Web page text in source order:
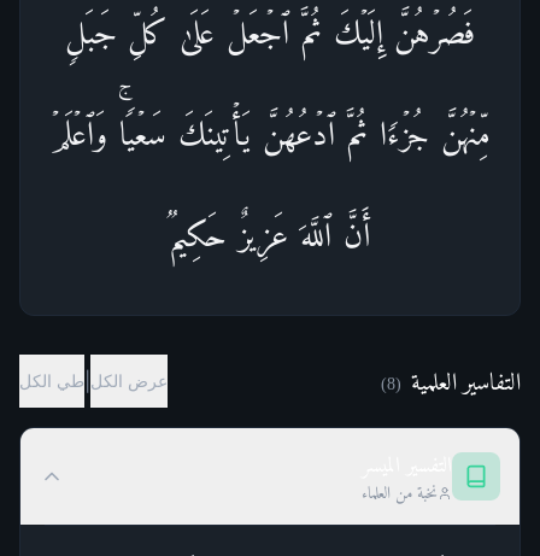
فَصُرۡهُنَّ إِلَیۡكَ ثُمَّ ٱجۡعَلۡ عَلَىٰ كُلِّ جَبَلࣲ
مِّنۡهُنَّ جُزۡءࣰا ثُمَّ ٱدۡعُهُنَّ یَأۡتِینَكَ سَعۡیࣰاۚ وَٱعۡلَمۡ
أَنَّ ٱللَّهَ عَزِیزٌ حَكِیمࣱ
التفاسير العلمية (
8
) عرض الكل طي الكل
نخبة من العلماء